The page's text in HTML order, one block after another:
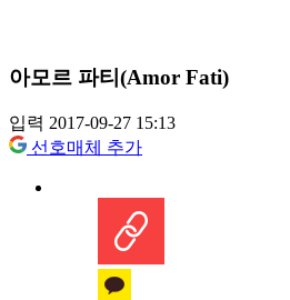
아모르 파티(Amor Fati)
입력 2017-09-27 15:13
선호매체 추가